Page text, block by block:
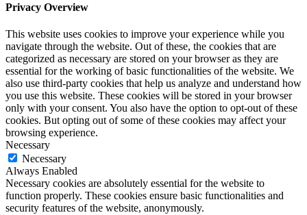
Privacy Overview
This website uses cookies to improve your experience while you
navigate through the website. Out of these, the cookies that are
categorized as necessary are stored on your browser as they are
essential for the working of basic functionalities of the website. We
also use third-party cookies that help us analyze and understand how
you use this website. These cookies will be stored in your browser
only with your consent. You also have the option to opt-out of these
cookies. But opting out of some of these cookies may affect your
browsing experience.
Necessary
Necessary
Always Enabled
Necessary cookies are absolutely essential for the website to
function properly. These cookies ensure basic functionalities and
security features of the website, anonymously.